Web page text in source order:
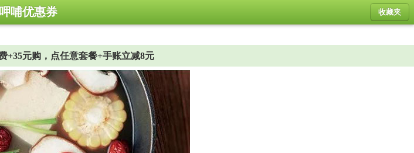
收藏夹
哺优惠券
+35元购，点任意套餐+手账立减8元